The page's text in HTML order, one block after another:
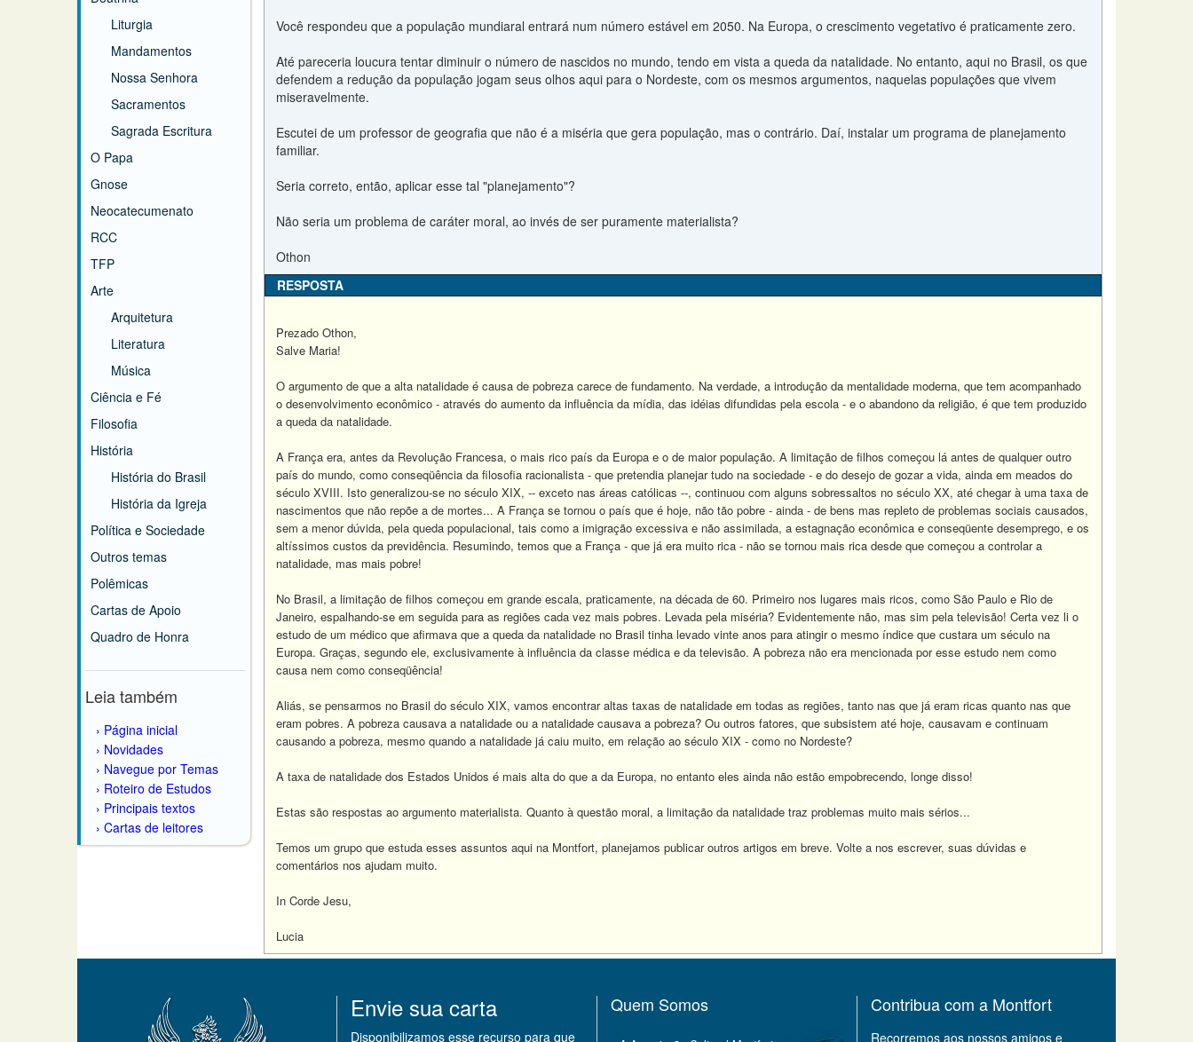
Liturgia
Mandamentos
Nossa Senhora
Sacramentos
Sagrada Escritura
O Papa
Gnose
Neocatecumenato
RCC
TFP
Arte
Arquitetura
Literatura
Música
Ciência e Fé
Filosofia
História
História do Brasil
História da Igreja
Política e Sociedade
Outros temas
Polêmicas
Cartas de Apoio
Quadro de Honra
Leia também
Página inicial
Novidades
Navegue por Temas
Roteiro de Estudos
Principais textos
Cartas de leitores
Você respondeu que a população mundiaral entrará num número estável em 2050. Na Europa, o crescimento vegetativo é praticamente zero.
Até pareceria loucura tentar diminuir o número de nascidos no mundo, tendo em vista a queda da natalidade. No entanto, aqui no Brasil, os que
defendem a redução da população jogam seus olhos aqui para o Nordeste, com os mesmos argumentos, naquelas populações que vivem
miseravelmente.
Escutei de um professor de geografia que não é a miséria que gera população, mas o contrário. Daí, instalar um programa de planejamento
familiar.
Seria correto, então, aplicar esse tal "planejamento"?
Não seria um problema de caráter moral, ao invés de ser puramente materialista?
Othon
RESPOSTA
Prezado Othon,
Salve Maria!
O argumento de que a alta natalidade é causa de pobreza carece de fundamento. Na verdade, a introdução da mentalidade moderna, que tem acompanhado
o desenvolvimento econômico - através do aumento da influência da mídia, das idéias difundidas pela escola - e o abandono da religião, é que tem produzido
a queda da natalidade.
A França era, antes da Revolução Francesa, o mais rico país da Europa e o de maior população. A limitação de filhos começou lá antes de qualquer outro
país do mundo, como conseqüência da filosofia racionalista - que pretendia planejar tudo na sociedade - e do desejo de gozar a vida, ainda em meados do
século XVIII. Isto generalizou-se no século XIX, -- exceto nas áreas católicas --, continuou com alguns sobressaltos no século XX, até chegar à uma taxa de
nascimentos que não repõe a de mortes... A França se tornou o país que é hoje, não tão pobre - ainda - de bens mas repleto de problemas sociais causados,
sem a menor dúvida, pela queda populacional, tais como a imigração excessiva e não assimilada, a estagnação econômica e conseqüente desemprego, e os
altíssimos custos da previdência. Resumindo, temos que a França - que já era muito rica - não se tornou mais rica desde que começou a controlar a
natalidade, mas mais pobre!
No Brasil, a limitação de filhos começou em grande escala, praticamente, na década de 60. Primeiro nos lugares mais ricos, como São Paulo e Rio de
Janeiro, espalhando-se em seguida para as regiões cada vez mais pobres. Levada pela miséria? Evidentemente não, mas sim pela televisão! Certa vez li o
estudo de um médico que afirmava que a queda da natalidade no Brasil tinha levado vinte anos para atingir o mesmo índice que custara um século na
Europa. Graças, segundo ele, exclusivamente à influência da classe médica e da televisão. A pobreza não era mencionada por esse estudo nem como
causa nem como conseqüência!
Aliás, se pensarmos no Brasil do século XIX, vamos encontrar altas taxas de natalidade em todas as regiões, tanto nas que já eram ricas quanto nas que
eram pobres. A pobreza causava a natalidade ou a natalidade causava a pobreza? Ou outros fatores, que subsistem até hoje, causavam e continuam
causando a pobreza, mesmo quando a natalidade já caiu muito, em relação ao século XIX - como no Nordeste?
A taxa de natalidade dos Estados Unidos é mais alta do que a da Europa, no entanto eles ainda não estão empobrecendo, longe disso!
Estas são respostas ao argumento materialista. Quanto à questão moral, a limitação da natalidade traz problemas muito mais sérios...
Temos um grupo que estuda esses assuntos aqui na Montfort, planejamos publicar outros artigos em breve. Volte a nos escrever, suas dúvidas e
comentários nos ajudam muito.
In Corde Jesu,
Lucia
Envie sua carta
Disponibilizamos esse recurso para que
Quem Somos Contribua com a Montfort
Recorremos aos nossos amigos e